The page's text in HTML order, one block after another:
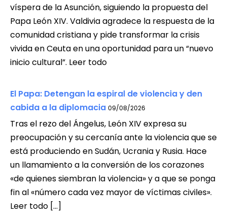
víspera de la Asunción, siguiendo la propuesta del
Papa León XIV. Valdivia agradece la respuesta de la
comunidad cristiana y pide transformar la crisis
vivida en Ceuta en una oportunidad para un “nuevo
inicio cultural”. Leer todo
El Papa: Detengan la espiral de violencia y den
cabida a la diplomacia 09/08/2026
Tras el rezo del Ángelus, León XIV expresa su
preocupación y su cercanía ante la violencia que se
está produciendo en Sudán, Ucrania y Rusia. Hace
un llamamiento a la conversión de los corazones
«de quienes siembran la violencia» y a que se ponga
fin al «número cada vez mayor de víctimas civiles».
Leer todo […]